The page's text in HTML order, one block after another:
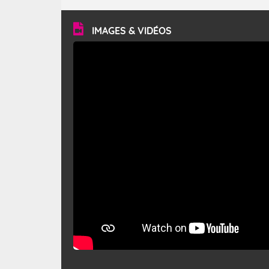
vitesse moyenne de 50 km/h et atteindre 80 à 100 km/h
en rafales, parfois davantage. Il parcourt la basse vallée
du Rhône et la Provence et envahit le littoral
méditerranéen à partir de la Camargue.
IMAGES & VIDÉOS